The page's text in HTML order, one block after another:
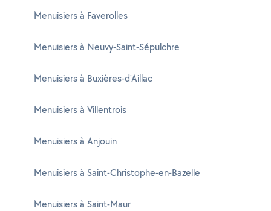
Menuisiers à Faverolles
Menuisiers à Neuvy-Saint-Sépulchre
Menuisiers à Buxières-d'Aillac
Menuisiers à Villentrois
Menuisiers à Anjouin
Menuisiers à Saint-Christophe-en-Bazelle
Menuisiers à Saint-Maur